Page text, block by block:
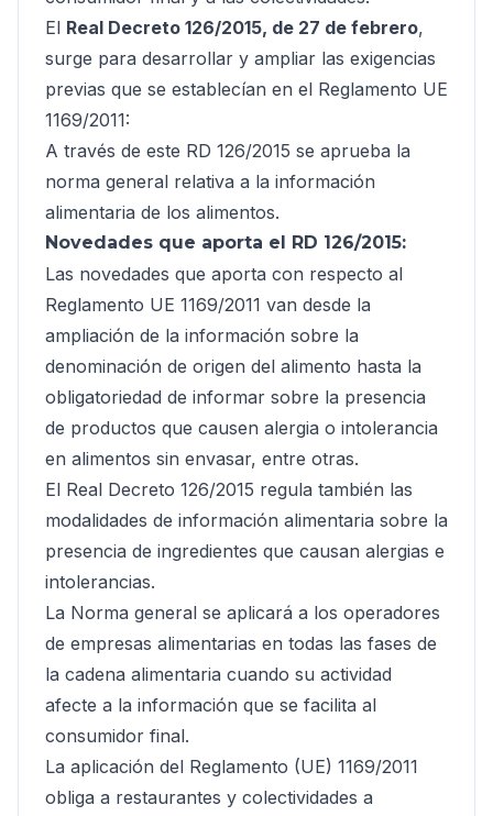
El Real Decreto 126/2015, de 27 de febrero,
surge para desarrollar y ampliar las exigencias
previas que se establecían en el Reglamento UE
1169/2011:
A través de este RD 126/2015 se aprueba la
norma general relativa a la información
alimentaria de los alimentos.
Novedades que aporta el RD 126/2015:
Las novedades que aporta con respecto al
Reglamento UE 1169/2011 van desde la
ampliación de la información sobre la
denominación de origen del alimento hasta la
obligatoriedad de informar sobre la presencia
de productos que causen alergia o intolerancia
en alimentos sin envasar, entre otras.
El Real Decreto 126/2015 regula también las
modalidades de información alimentaria sobre la
presencia de ingredientes que causan alergias e
intolerancias.
La Norma general se aplicará a los operadores
de empresas alimentarias en todas las fases de
la cadena alimentaria cuando su actividad
afecte a la información que se facilita al
consumidor final.
La aplicación del Reglamento (UE) 1169/2011
obliga a restaurantes y colectividades a